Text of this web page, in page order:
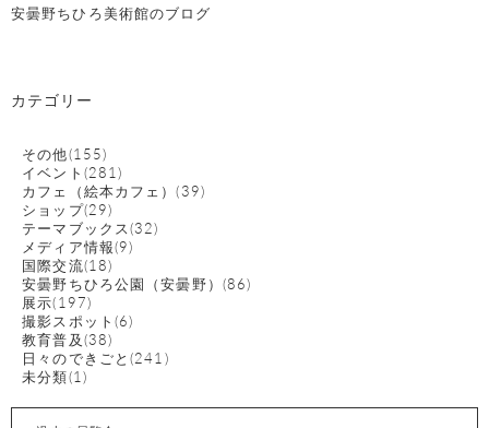
安曇野ちひろ美術館のブログ
カテゴリー
その他(155)
イベント(281)
カフェ（絵本カフェ）(39)
ショップ(29)
テーマブックス(32)
メディア情報(9)
国際交流(18)
安曇野ちひろ公園（安曇野）(86)
展示(197)
撮影スポット(6)
教育普及(38)
日々のできごと(241)
未分類(1)